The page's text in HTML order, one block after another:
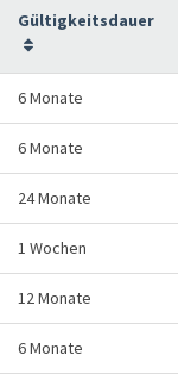
Gültigkeitsdauer
6 Monate
6 Monate
24 Monate
1 Wochen
12 Monate
6 Monate